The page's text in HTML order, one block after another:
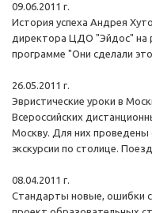
09.06.2011 г.
История успеха Андрея
директора ЦДО "Эйдос" на
программе "Они сделали
26.05.2011 г.
Эвристические уроки в
Всероссийских
Москву. Для них проведены
экскурсии по столице.
08.04.2011 г.
Стандарты новые, ошибки